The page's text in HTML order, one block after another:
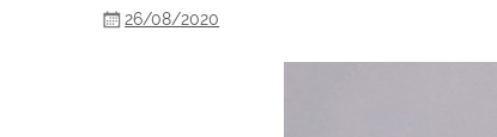
26/08/2020